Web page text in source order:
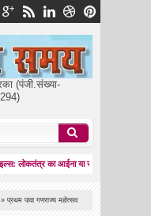
(पंजी.संख्या-
का आईना या सत्ता का कवर-अप?
» प्रथम पावा गणराज्य महोत्सव